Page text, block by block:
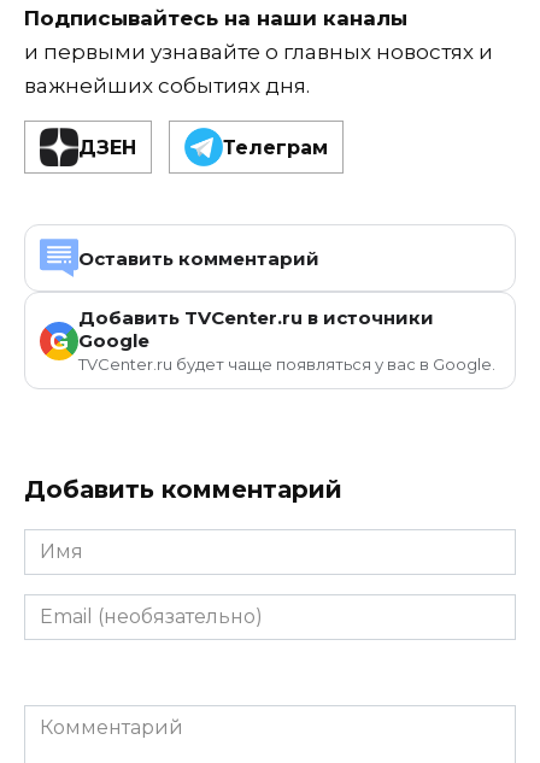
Подписывайтесь на наши каналы
и первыми узнавайте о главных новостях и
важнейших событиях дня.
ДЗЕН Телеграм
Оставить комментарий
G
Добавить TVCenter.ru в источники
Google
TVCenter.ru будет чаще появляться у вас в Google.
Добавить комментарий
Имя
Email
(необязательно)
Комментарий